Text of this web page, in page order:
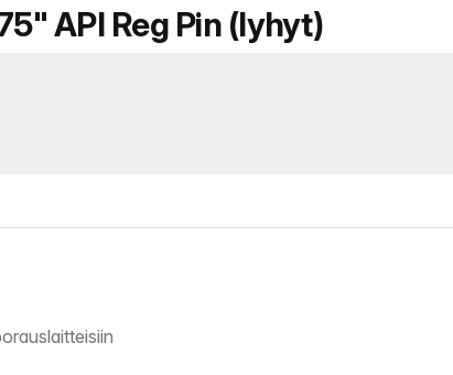
API Reg Pin (lyhyt)